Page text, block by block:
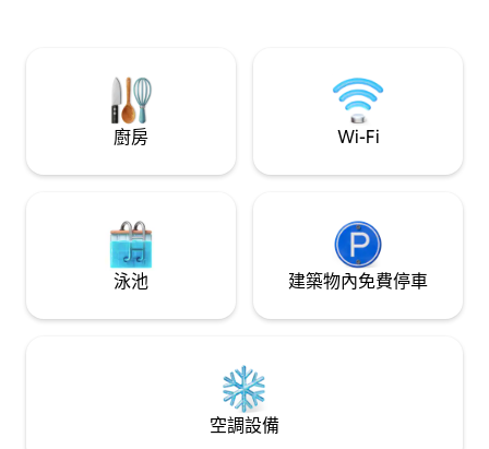
廚房 Wi-Fi
泳池 建築物內免費停車
空調設備